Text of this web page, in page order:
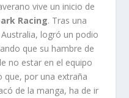
vive un inicio de
Racing. Tras una
logró un podio
que su hambre de
no estar en el equipo
que, por una extraña
de la manga, ha de ir